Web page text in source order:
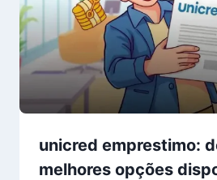
unicred emprestimo:
melhores opções